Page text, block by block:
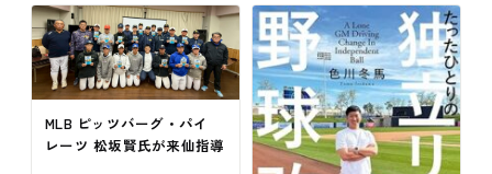
MLB ピッツバーグ・パイ
レーツ 松坂賢氏が来仙指導